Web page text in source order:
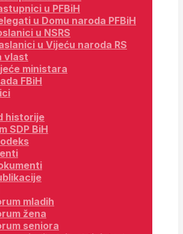
u PFBiH
u Domu naroda PFBiH
u NSRS
u Vijeću naroda RS
vlast
ministara
FBiH
historije
SDP BiH
mladih
žena
seniora